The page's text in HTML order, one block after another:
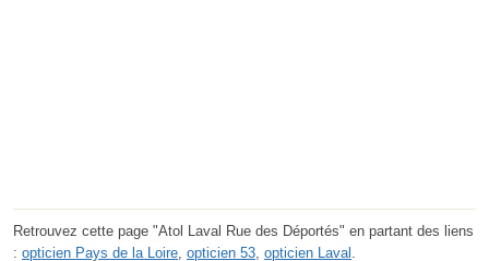
Retrouvez cette page "Atol Laval Rue des Déportés" en partant des liens
: opticien Pays de la Loire, opticien 53, opticien Laval .